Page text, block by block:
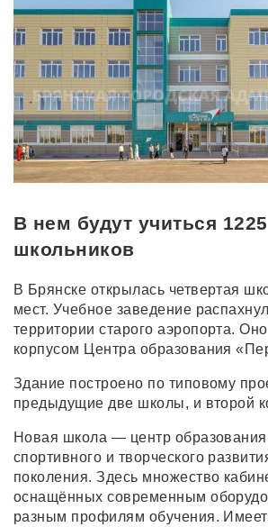
В нем будут учиться 1225
школьников
В Брянске открылась четвертая
мест. Учебное заведение
территории старого аэропорта.
корпусом Центра образования
Здание построено по типовому
предыдущие две школы, и второй
Новая школа — центр
спортивного и творческого
поколения. Здесь множество
оснащённых современным
разным профилям обучения.